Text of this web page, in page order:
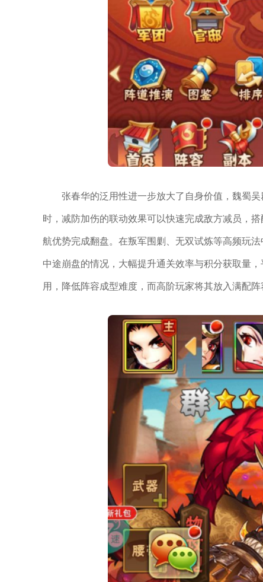
张春华的泛用性进一步放大了自身价值，魏蜀
时，减防加伤的联动效果可以快速完成敌方减员，
航优势完成翻盘。在叛军围剿、无双试炼等高频玩
中途崩盘的情况，大幅提升通关效率与积分获取量
用，降低阵容成型难度，而高阶玩家将其放入满配